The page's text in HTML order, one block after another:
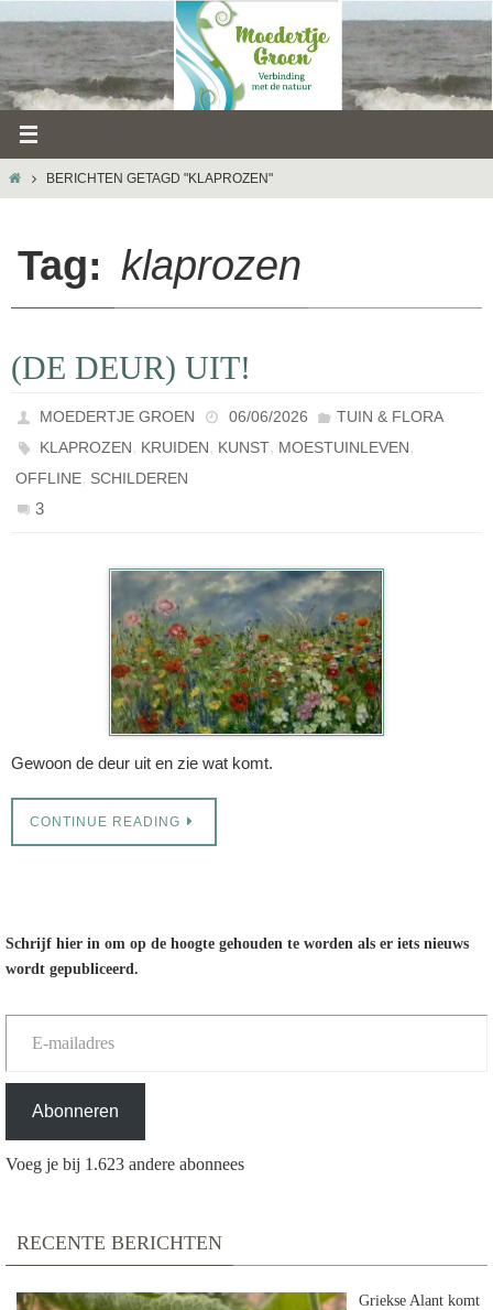
naar
inhoud
HOMEBERICHTEN GETAGD "KLAPROZEN"
Tag: klaprozen
(DE DEUR) UIT!
MOEDERTJE GROEN 06/06/2026
TUIN & FLORA
KLAPROZEN, KRUIDEN, KUNST, MOESTUINLEVEN,
OFFLINE, SCHILDEREN
3
Gewoon de deur uit en zie wat komt.
CONTINUE READING
Schrijf hier in om op de hoogte gehouden te worden als er iets nieuws
wordt gepubliceerd.
E-mailadres
Abonneren
Voeg je bij 1.623 andere abonnees
RECENTE BERICHTEN
Griekse Alant komt